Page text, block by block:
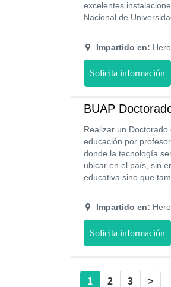
excelentes
Nacional de
Impartido en:
Solicita información
BUAP
Realizar un
educación por
donde la tecnología
ubicar en el país, sin
educativa sino que
Impartido en:
Solicita información
1 2 3 >